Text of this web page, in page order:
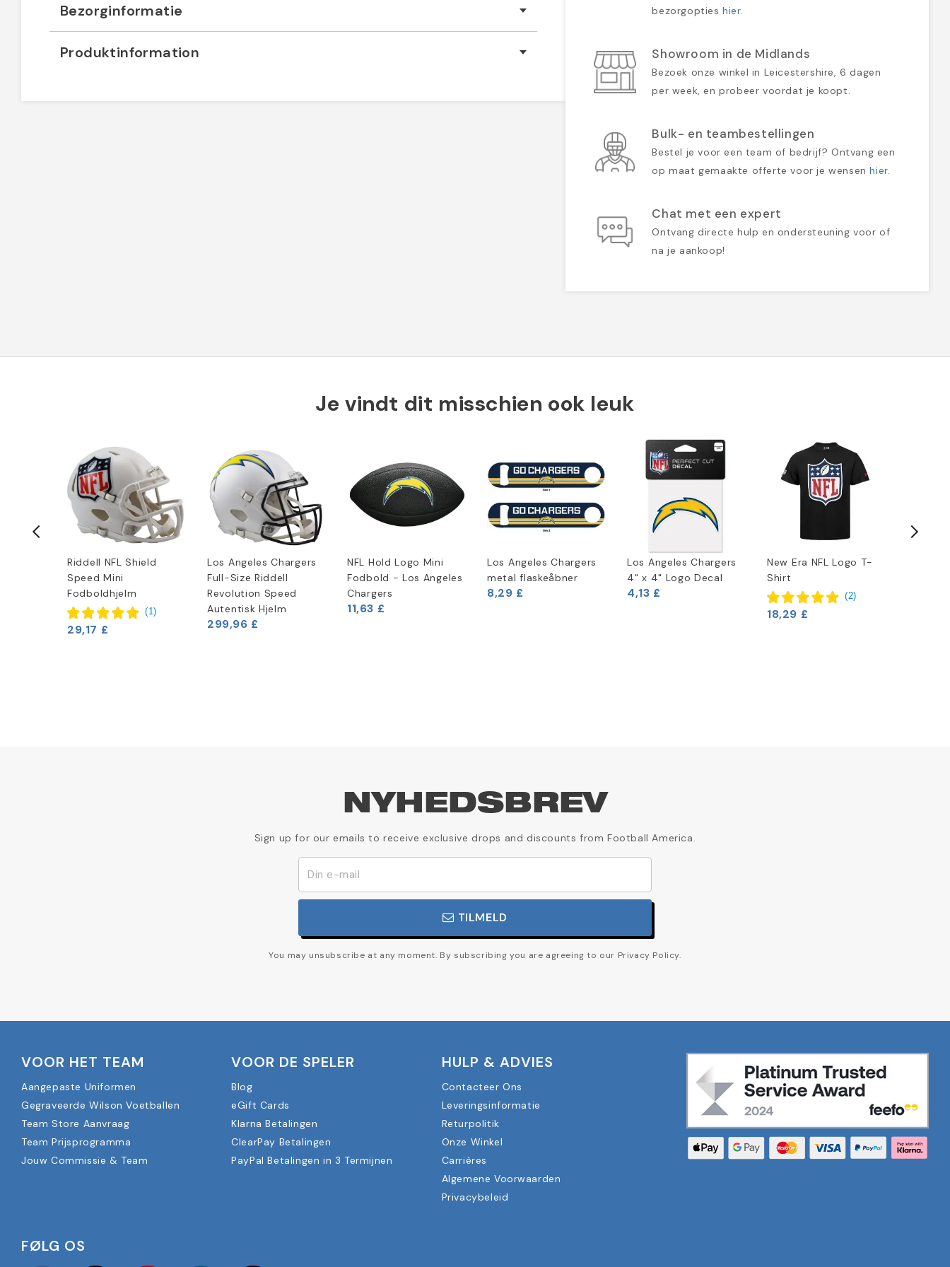
Bezorginformatie
Produktinformation
bezorgoptieshier.
Showroom in de Midlands
Bezoek onze winkel in Leicestershire, 6 dagen
per week, en probeer voordat je koopt.
Bulk- en teambestellingen
Bestel je voor een team of bedrijf? Ontvang een
op maat gemaakte offerte voor je wensenhier.
Chat met een expert
Ontvang directe hulp en ondersteuning voor of
na je aankoop!
Je vindt dit misschien ook leuk
Riddell NFL Shield
Speed Mini
Fodboldhjelm
(1)
29,17 £
Los Angeles Chargers
Full-Size Riddell
Revolution Speed
Autentisk Hjelm
299,96 £
NFL Hold Logo Mini
Fodbold - Los Angeles
Chargers
11,63 £
Los Angeles Chargers
metal flaskeåbner
8,29 £
Los Angeles Chargers
4" x 4" Logo Decal
4,13 £
New Era NFL Logo T-
Shirt
(2)
18,29 £
NYHEDSBREV
Sign up for our emails to receive exclusive drops and discounts from Football America.
TILMELD
You may unsubscribe at any moment. By subscribing you are agreeing to our Privacy Policy.
VOOR HET TEAM
Aangepaste Uniformen
Gegraveerde Wilson Voetballen
Team Store Aanvraag
Team Prijsprogramma
Jouw Commissie & Team
VOOR DE SPELER
Blog
eGift Cards
Klarna Betalingen
ClearPay Betalingen
PayPal Betalingen in 3 Termijnen
HULP & ADVIES
Contacteer Ons
Leveringsinformatie
Returpolitik
Onze Winkel
Carrières
Algemene Voorwaarden
Privacybeleid
FØLG OS